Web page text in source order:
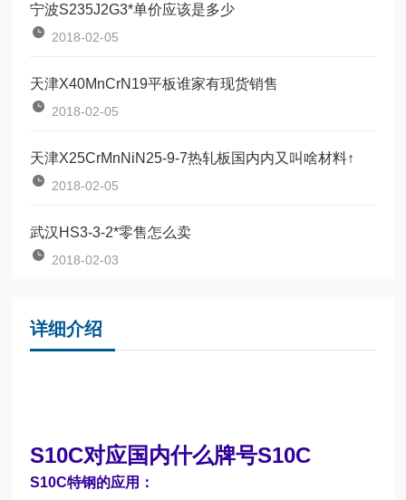
宁波S235J2G3*单价应该是多少
2018-02-05
天津X40MnCrN19平板谁家有现货销售
2018-02-05
天津X25CrMnNiN25-9-7热轧板国内内又叫啥材料↑
2018-02-05
武汉HS3-3-2*零售怎么卖
2018-02-03
详细介绍
S10C对应国内什么牌号S10C
S10C特钢的应用：